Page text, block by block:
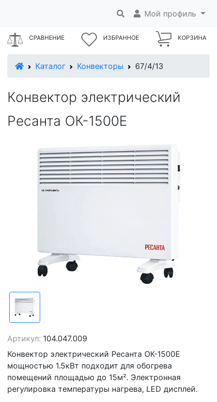
Мой профиль
СРАВНЕНИЕ ИЗБРАННОЕ КОРЗИНА
В начало
Каталог Конвекторы 67/4/13
Конвектор электрический
Ресанта ОК-1500Е
Артикул: 104.047.009
Конвектор электрический Ресанта ОК-1500Е
мощностью 1.5кВт подходит для обогрева
помещений площадью до 15м². Электронная
регулировка температуры нагрева, LED дисплей.